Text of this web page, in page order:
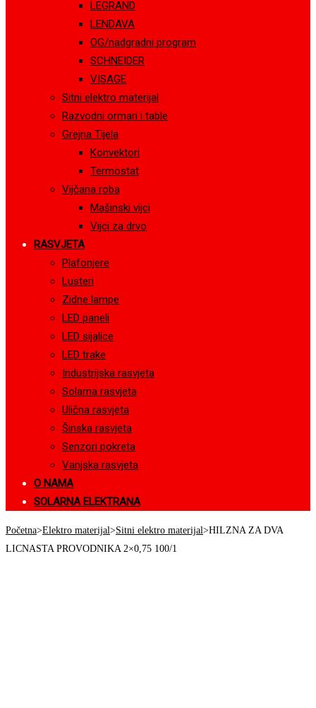
LEGRAND
LENDAVA
OG/nadgradni program
SCHNEIDER
VISAGE
Sitni elektro materijal
Razvodni ormari i table
Grejna Tijela
Konvektori
Termostat
Vijčana roba
Mašinski vijci
Vijci za drvo
RASVJETA
Plafonjere
Lusteri
Zidne lampe
LED paneli
LED sijalice
LED trake
Industrijska rasvjeta
Solarna rasvjeta
Ulična rasvjeta
Šinska rasvjeta
Senzori pokreta
Vanjska rasvjeta
O NAMA
SOLARNA ELEKTRANA
Početna>Elektro materijal>Sitni elektro materijal>HILZNA ZA DVA
LICNASTA PROVODNIKA 2×0,75 100/1